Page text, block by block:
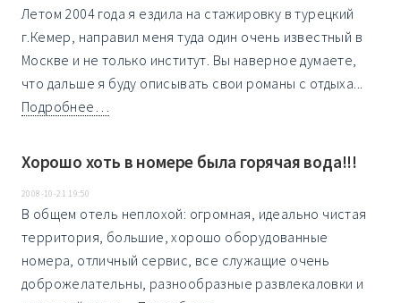
Летом 2004 года я ездила на стажировку в турецкий
г.Кемер, направил меня туда один очень известный в
Москве и не только институт. Вы наверное думаете,
что дальше я буду описывать свои романы с отдыха...
Подробнее…
Хорошо хоть в номере была горячая вода!!!
2008-10-21 19:50
В общем отель неплохой: огромная, идеально чистая
территория, большие, хорошо оборудованные
номера, отличный сервис, все служащие очень
доброжелательны, разнообразные развлекаловки и